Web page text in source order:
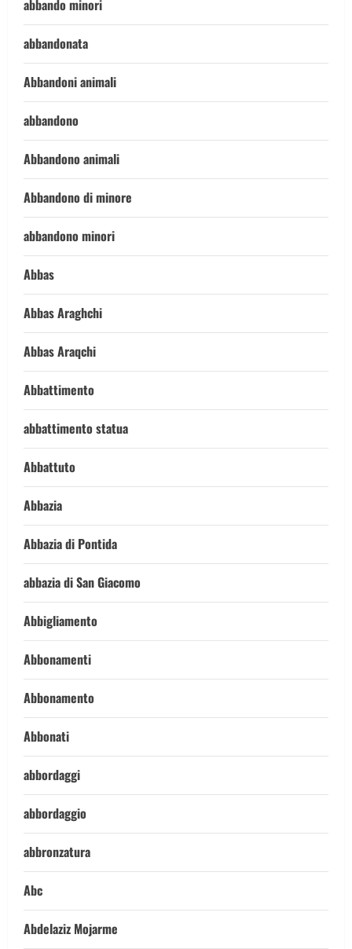
abbando minori
abbandonata
Abbandoni animali
abbandono
Abbandono animali
Abbandono di minore
abbandono minori
Abbas
Abbas Araghchi
Abbas Araqchi
Abbattimento
abbattimento statua
Abbattuto
Abbazia
Abbazia di Pontida
abbazia di San Giacomo
Abbigliamento
Abbonamenti
Abbonamento
Abbonati
abbordaggi
abbordaggio
abbronzatura
Abc
Abdelaziz Mojarme